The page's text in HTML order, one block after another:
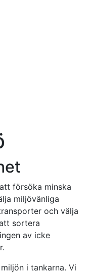
försöka minska
miljövänliga
och välja
sortera
av icke
i tankarna. Vi